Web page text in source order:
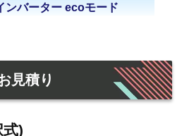
ンバーター ecoモード
見積り